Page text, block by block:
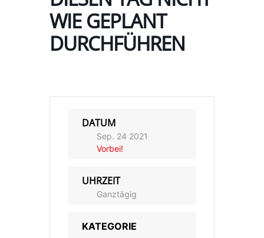
WIE GEPLANT
DURCHFÜHREN
DATUM
Sep. 24 2021
Vorbei!
UHRZEIT
Ganztägig
KATEGORIE